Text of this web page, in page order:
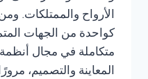
الأرواح والممتلكات. ومن
كواحدة من الجهات
متكاملة في مجال أنظمة
المعاينة والتصميم،